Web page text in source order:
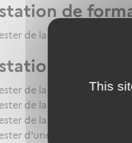
This
de
de la formation
de
de la formation
de la formation
de la formation ou de
d'une évaluation de